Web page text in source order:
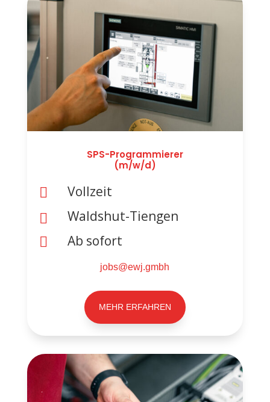
SPS-Programmierer
(m/w/d)
 Vollzeit
 Waldshut-Tiengen
 Ab sofort
jobs@ewj.gmbh
MEHR ERFAHREN